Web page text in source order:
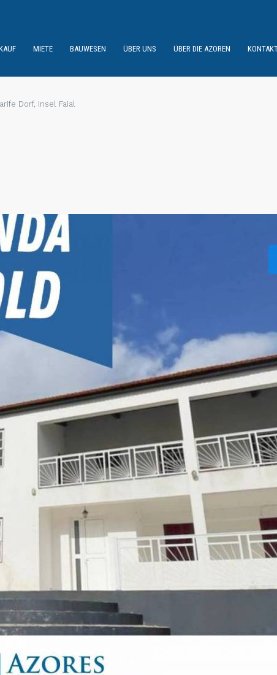
MIETE BAUWESEN ÜBER UNS ÜBER DIE AZOREN
Dorf, Insel Faial